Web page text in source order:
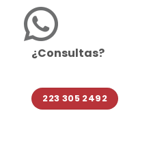
¿Consultas?
223 305 2492